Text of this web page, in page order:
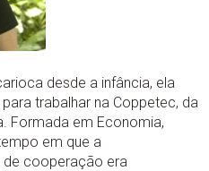
desde a infância, ela
trabalhar na Coppetec, da
Formada em Economia,
em que a
cooperação era